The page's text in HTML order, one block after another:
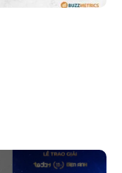
Trao Giải Qua